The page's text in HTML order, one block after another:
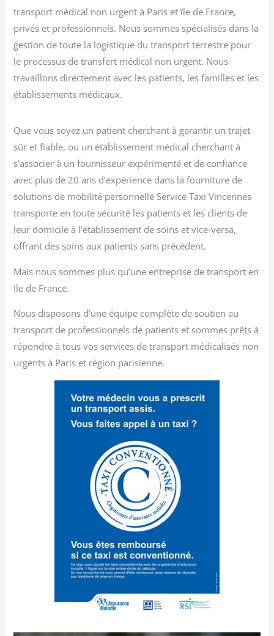
transport médical non urgent à Paris et île de France,
privés et professionnels. Nous sommes spécialisés dans la
gestion de toute la logistique du transport terrestre pour
le processus de transfert médical non urgent. Nous
travaillons directement avec les patients, les familles et les
établissements médicaux.
Que vous soyez un patient cherchant à garantir un trajet
sûr et fiable, ou un établissement médical cherchant à
s’associer à un fournisseur expérimenté et de confiance
avec plus de 20 ans d’expérience dans la fourniture de
solutions de mobilité personnelle Service Taxi Vincennes
transporte en toute sécurité les patients et les clients de
leur domicile à l’établissement de soins et vice-versa,
offrant des soins aux patients sans précédent.
Mais nous sommes plus qu’une entreprise de transport en
Ile de France.
Nous disposons d’une équipe complète de soutien au
transport de professionnels de patients et sommes prêts à
répondre à tous vos services de transport médicalisés non
urgents à Paris et région parisienne.